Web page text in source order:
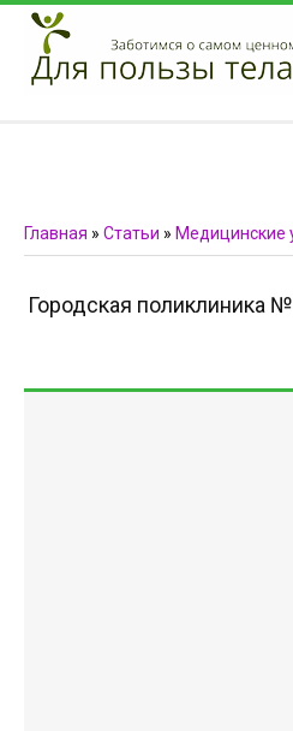
ПРИВЕТСТВУЕМ НА НАШЕМ
Блок скоро обновится
Телефон:
Главная » Статьи » Медицинские
Городская поликлиника